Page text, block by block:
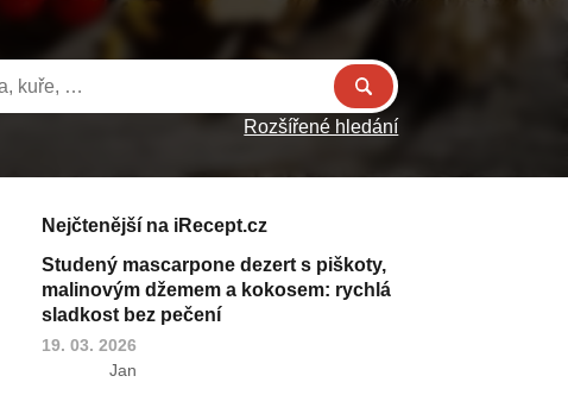
Rozšířené hledání
Nejčtenější na iRecept.cz
Studený mascarpone dezert s piškoty,
malinovým džemem a kokosem: rychlá
sladkost bez pečení
19. 03. 2026
Jan